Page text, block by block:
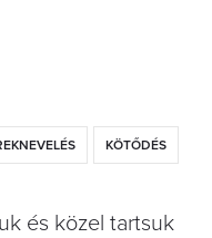
KÖTŐDÉS
és közel tartsuk